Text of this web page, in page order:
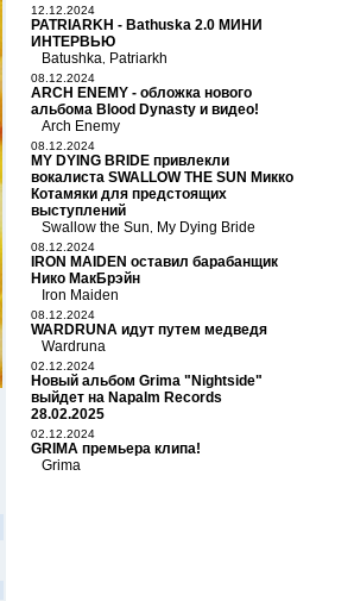
12.12.2024
PATRIARKH - Bathuska 2.0 МИНИ
ИНТЕРВЬЮ
Batushka Patriarkh
08.12.2024
ARCH ENEMY - обложка нового
альбома Blood Dynasty и видео!
Arch Enemy
08.12.2024
MY DYING BRIDE привлекли
вокалиста SWALLOW THE SUN Микко
Котамяки для предстоящих
выступлений
Swallow the Sun
My Dying Bride
08.12.2024
IRON MAIDEN оставил барабанщик
Нико МакБрэйн
Iron Maiden
08.12.2024
WARDRUNA идут путем медведя
Wardruna
02.12.2024
Новый альбом Grima "Nightside"
выйдет на Napalm Records
28.02.2025
02.12.2024
GRIMA премьера клипа!
Grima